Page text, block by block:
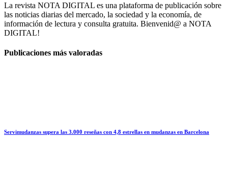
La revista NOTA DIGITAL es una plataforma de publicación sobre
las noticias diarias del mercado, la sociedad y la economía, de
información de lectura y consulta gratuita. Bienvenid@ a NOTA
DIGITAL!
Publicaciones más valoradas
Servimudanzas supera las 3.000 reseñas con 4,8 estrellas en mudanzas en Barcelona